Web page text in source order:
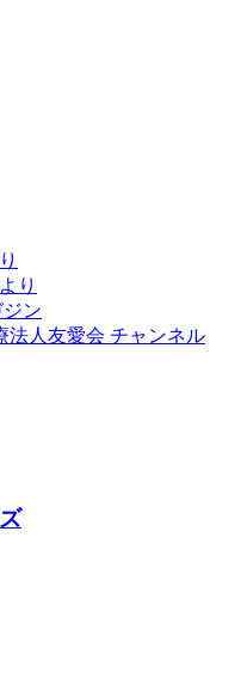
り
ン
法人友愛会 チャンネル